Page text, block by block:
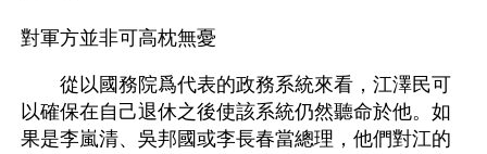
對軍方並非可高枕無憂
從以國務院爲代表的政務系統來看，江澤民可
以確保在自己退休之後使該系統仍然聽命於他。如
果是李嵐清、吳邦國或李長春當總理，他們對江的